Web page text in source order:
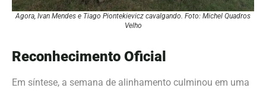
Agora, Ivan Mendes e Tiago Piontekievicz cavalgando. Foto: Michel Quadros
Velho
Reconhecimento Oficial
Em síntese, a semana de alinhamento culminou em uma